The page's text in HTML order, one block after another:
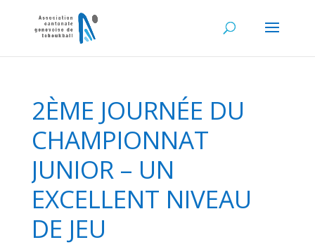
2ÈME JOURNÉE DU
CHAMPIONNAT
JUNIOR – UN
EXCELLENT NIVEAU
DE JEU